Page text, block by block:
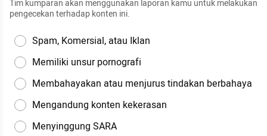
Tim kumparan akan menggunakan laporan kamu untuk melakukan
pengecekan terhadap konten ini.
Spam, Komersial, atau Iklan
Memiliki unsur pornografi
Membahayakan atau menjurus tindakan berbahaya
Mengandung konten kekerasan
Menyinggung SARA